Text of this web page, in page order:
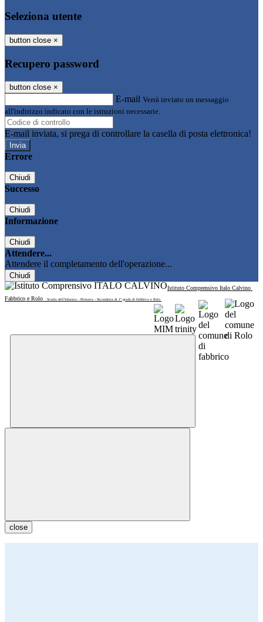
Seleziona utente
button close ×
Recupero password
button close ×
E-mail Verrà inviato un messaggio
all'indirizzo indicato con le istruzioni necessarie.
E-mail inviata, si prega di controllare la casella di posta elettronica!
Errore
Chiudi
Successo
Chiudi
Informazione
Chiudi
Attendere...
Attendere il completamento dell'operazione...
Chiudi
Istituto Comprensivo Italo Calvino
Fabbrico e Rolo
Scuola dell'Infanzia - Primaria - Secondaria di 1° grado di Fabbrico e Rolo
close